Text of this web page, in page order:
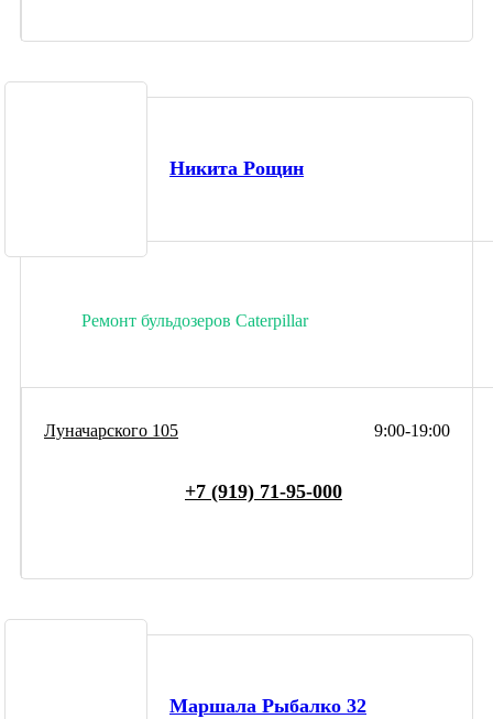
Никита Рощин
Ремонт бульдозеров Caterpillar
9:00-19:00
Луначарского 105
+7 (919) 71-95-000
Маршала Рыбалко 32